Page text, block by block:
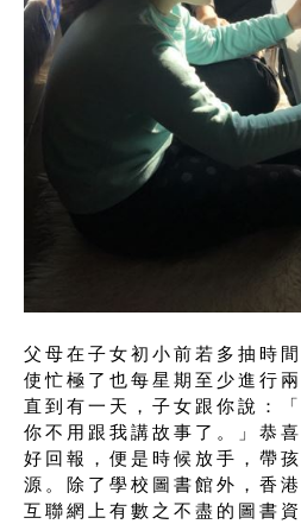
父母在子女初小前若多抽時
使忙極了也每星期至少進行
直到有一天，子女跟你說：
你不用跟我講故事了。」恭
好回報，便是時候放手，帶
源。除了學校圖書館外，香
互聯網上有數之不盡的圖書